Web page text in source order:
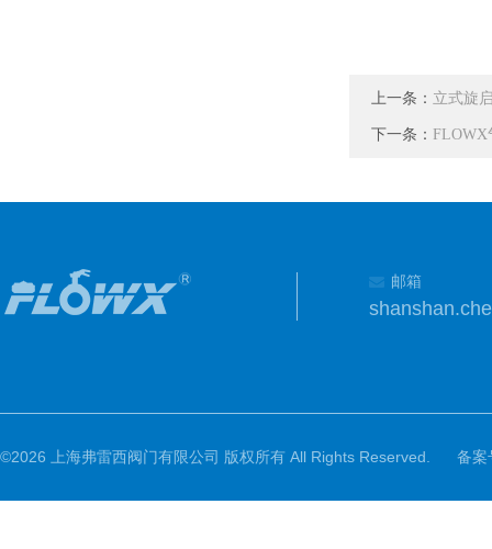
上一条： 立式旋
下一条： FLOWX
邮箱
©2026 上海弗雷西阀门有限公司 版权所有 All Rights Reserved. 备案